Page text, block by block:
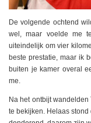
De volgende ochtend
wel, maar voelde me
uiteindelijk om vier
beste prestatie, maar ik
buiten je kamer overal
me.
Na het ontbijt
te bekijken. Helaas